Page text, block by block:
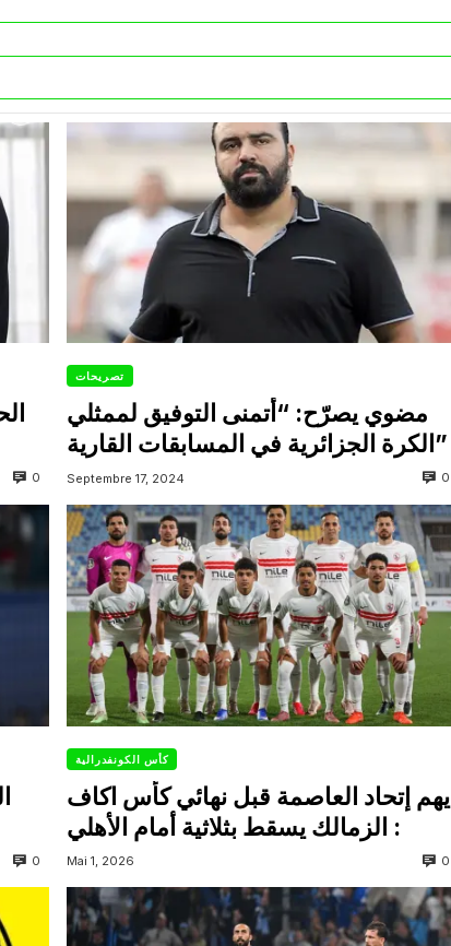
0
تصريحات
مضوي يصرّح: “أتمنى التوفيق لممثلي
الكرة الجزائرية في المسابقات القارية”
Septembre 17, 2024 0
0
كأس الكونفدرالية
يهم إتحاد العاصمة قبل نهائي كأس اكاف
Mai 1, 2026 0